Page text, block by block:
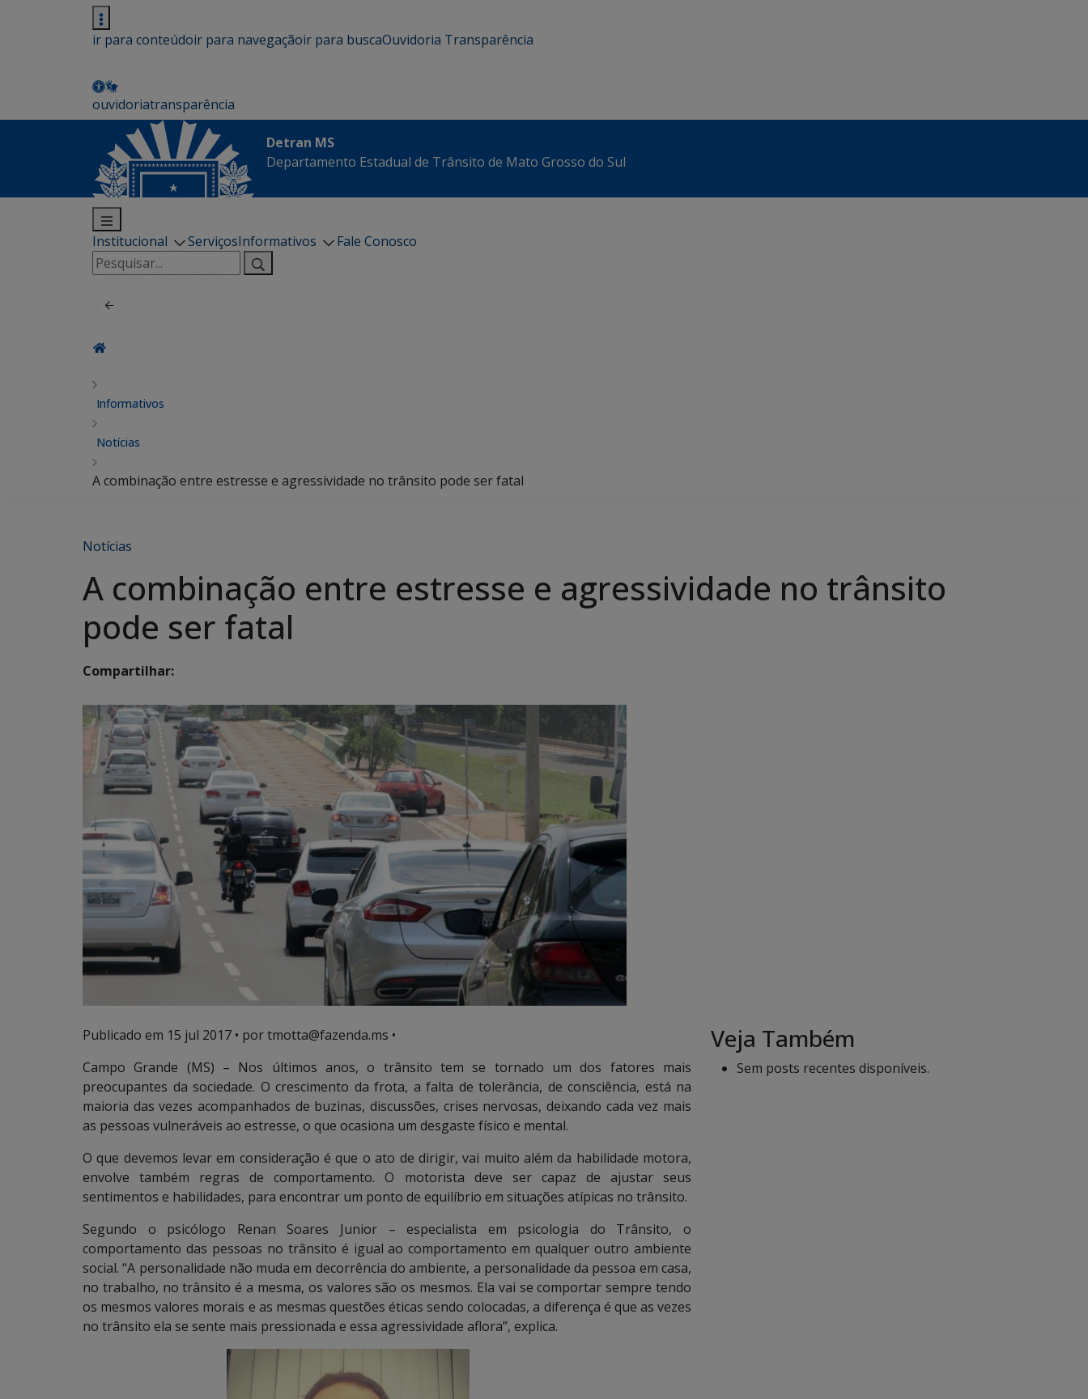
ir para conteúdoir para navegaçãoir para buscaOuvidoria Transparência
ouvidoriatransparência
Detran MS
Departamento Estadual de Trânsito de Mato Grosso do Sul
Institucional ServiçosInformativos
Fale Conosco
Pesquisar
por:
Informativos
Notícias
A combinação entre estresse e agressividade no trânsito pode ser fatal
Notícias
A combinação entre estresse e agressividade no trânsito
pode ser fatal
Compartilhar:
Publicado em 15 jul 2017 • por tmotta@fazenda.ms •
Campo Grande (MS) – Nos últimos anos, o trânsito tem se tornado um dos fatores mais
preocupantes da sociedade. O crescimento da frota, a falta de tolerância, de consciência, está na
maioria das vezes acompanhados de buzinas, discussões, crises nervosas, deixando cada vez mais
as pessoas vulneráveis ao estresse, o que ocasiona um desgaste físico e mental.
O que devemos levar em consideração é que o ato de dirigir, vai muito além da habilidade motora,
envolve também regras de comportamento. O motorista deve ser capaz de ajustar seus
sentimentos e habilidades, para encontrar um ponto de equilíbrio em situações atípicas no trânsito.
Segundo o psicólogo Renan Soares Junior – especialista em psicologia do Trânsito, o
comportamento das pessoas no trânsito é igual ao comportamento em qualquer outro ambiente
social. “A personalidade não muda em decorrência do ambiente, a personalidade da pessoa em casa,
no trabalho, no trânsito é a mesma, os valores são os mesmos. Ela vai se comportar sempre tendo
os mesmos valores morais e as mesmas questões éticas sendo colocadas, a diferença é que as vezes
no trânsito ela se sente mais pressionada e essa agressividade aflora”, explica.
Veja Também
Sem posts recentes disponíveis.